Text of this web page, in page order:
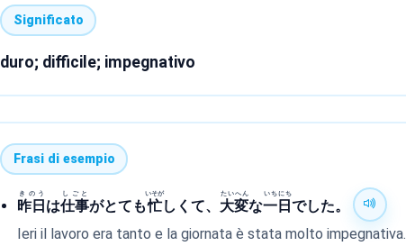
Significato
duro; difficile; impegnativo
Frasi di esempio
昨日
きのう
は仕事
しごと
がとても忙
いそが
しくて、 大変
たいへん
な一日
いちにち
でした。
Ieri il lavoro era tanto e la giornata è stata molto impegnativa.